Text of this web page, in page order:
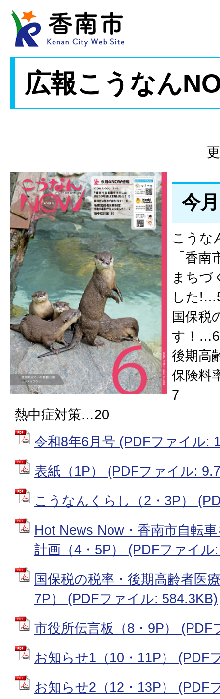
広報こうなん
今
こうな
「香
まちづ
した
国保税
す！…6
後期高
保険料
7
熱中症対策…20
令和8年6月号 (PDFファイル:
表紙（1P） (PDFファイル:
こうなんくらし（2・3P）
Hot News Now・香南市自転
計画（4・5P） (PDFファイル
国保税の税率・後期高齢者医
7P） (PDFファイル: 584.3KB)
市役所伝言板（8・9P） (PDF
お知らせ1（10・11P） (PDF
お知らせ2（12・13P） (PDF